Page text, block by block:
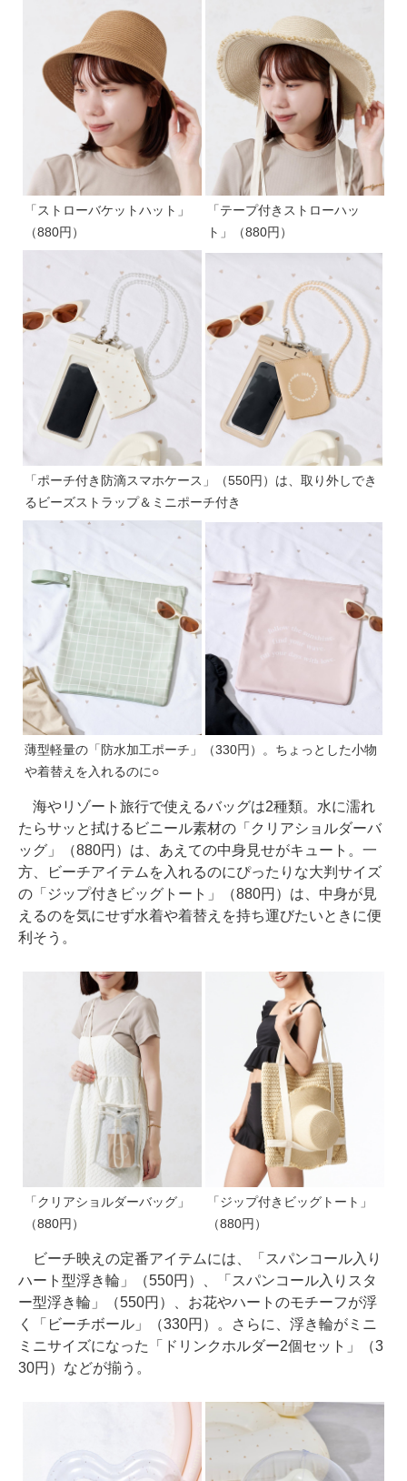
「ストローバケットハット」
（880円）
「テープ付きストローハッ
ト」（880円）
「ポーチ付き防滴スマホケース」（550円）は、取り外しでき
るビーズストラップ＆ミニポーチ付き
薄型軽量の「防水加工ポーチ」（330円）。ちょっとした小物
や着替えを入れるのに○
海やリゾート旅行で使えるバッグは2種類。水に濡れ
たらサッと拭けるビニール素材の「クリアショルダーバ
ッグ」（880円）は、あえての中身見せがキュート。一
方、ビーチアイテムを入れるのにぴったりな大判サイズ
の「ジップ付きビッグトート」（880円）は、中身が見
えるのを気にせず水着や着替えを持ち運びたいときに便
利そう。
「クリアショルダーバッグ」
（880円）
「ジップ付きビッグトート」
（880円）
ビーチ映えの定番アイテムには、「スパンコール入り
ハート型浮き輪」（550円）、「スパンコール入りスタ
ー型浮き輪」（550円）、お花やハートのモチーフが浮
く「ビーチボール」（330円）。さらに、浮き輪がミニ
ミニサイズになった「ドリンクホルダー2個セット」（3
30円）などが揃う。